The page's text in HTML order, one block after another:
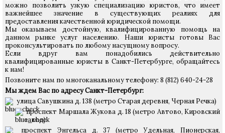
можно позволить узкую специализацию юристов, что имеет
важнейшее значение в существующих реалиях для
предоставления качественной юридической помощи.
Мы оказываем достойную, квалифицированную помощь на
данном рынке услуг населению. Наши юристы готовы Вас
проконсультировать по любому насущному вопросу.
Если вдруг вам понадобились действительно
квалифицированные юристы в Санкт-Петербурге, обращайтесь
к нам!
Позвоните нам по многоканальному телефону: 8 (812) 640-24-28
Мы ждем Вас по адресу Санкт-Петербург:
улица Савушкина д. 138 (метро Старая деревня, Черная Речка)
проспект Маршала Жукова д. 18 (метро Автово, Кировский
завод)
проспект Энгельса д. 37 (метро Удельная, Пионерская,